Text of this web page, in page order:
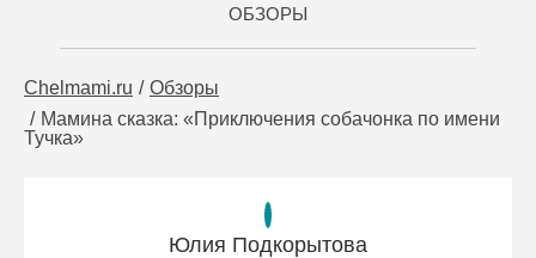
ОБЗОРЫ
Chelmami.ru
Обзоры
Мамина сказка: «Приключения собачонка по имени
Тучка»
Юлия Подкорытова